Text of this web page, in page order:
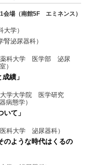
場（南館5F エミネンス）
大学）
腎泌尿器科）
薬科大学 医学部 泌尿
）
績」
大学大学院 医学研究
病態学）
いて」
医科大学 泌尿器科）
のような時代はくるの